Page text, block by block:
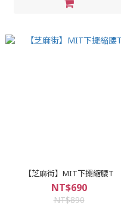
【芝麻街】MIT下擺縮腰T
NT$690
NT$890